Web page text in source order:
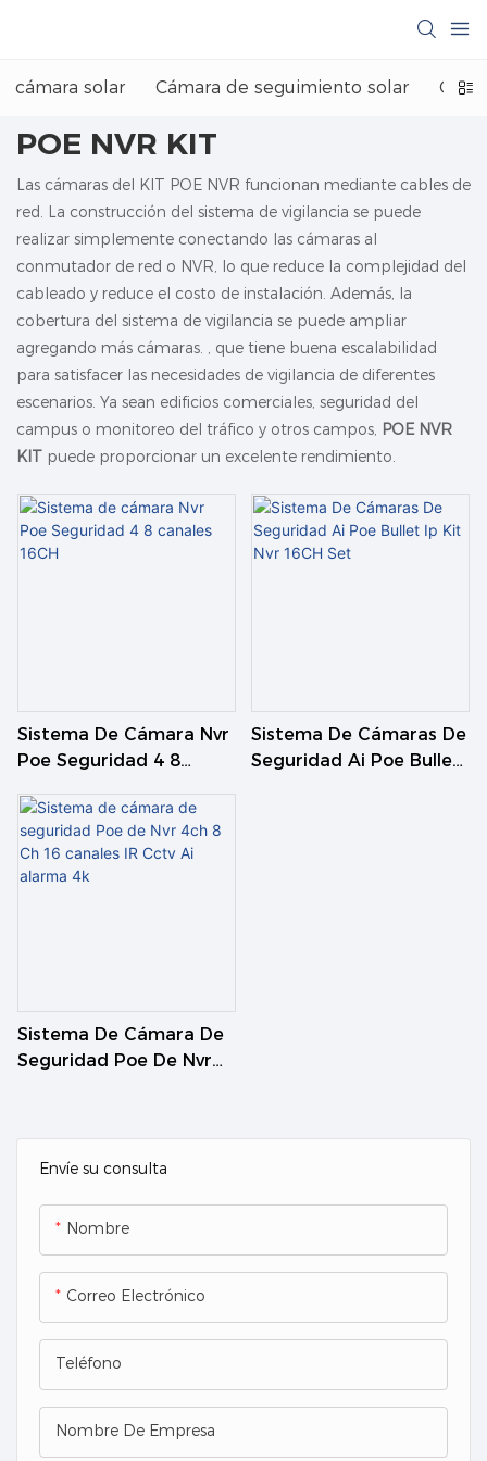
cámara solar Cámara de seguimiento solar
POE NVR KIT
Las cámaras del KIT POE NVR funcionan mediante cables de
red. La construcción del sistema de vigilancia se puede
realizar simplemente conectando las cámaras al
conmutador de red o NVR, lo que reduce la complejidad del
cableado y reduce el costo de instalación. Además, la
cobertura del sistema de vigilancia se puede ampliar
agregando más cámaras. , que tiene buena escalabilidad
para satisfacer las necesidades de vigilancia de diferentes
escenarios. Ya sean edificios comerciales, seguridad del
campus o monitoreo del tráfico y otros campos, POE NVR
KIT puede proporcionar un excelente rendimiento.
Envíe su consulta
Nombre
Correo Electrónico
Teléfono
Nombre De Empresa
Sistema De Cámara Nvr
Poe Seguridad 4 8
Sistema De Cámaras De
Seguridad Ai Poe Bullet
Sistema De Cámara De
Seguridad Poe De Nvr